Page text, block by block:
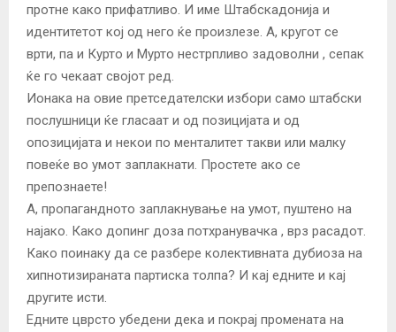
протне како прифатливо. И име Штабскадонија и
идентитетот кој од него ќе произлезе. А, кругот се
врти, па и Курто и Мурто нестрпливо задоволни , сепак
ќе го чекаат својот ред.
Ионака на овие претседателски избори само штабски
послушници ќе гласаат и од позицијата и од
опозицијата и некои по менталитет такви или малку
повеќе во умот заплакнати. Простете ако се
препознаете!
А, пропагандното заплакнување на умот, пуштено на
најако. Како допинг доза потхранувачка , врз расадот.
Како поинаку да се разбере колективната дубиоза на
хипнотизираната партиска толпа? И кај едните и кај
другите исти.
Едните цврсто убедени дека и покрај промената на